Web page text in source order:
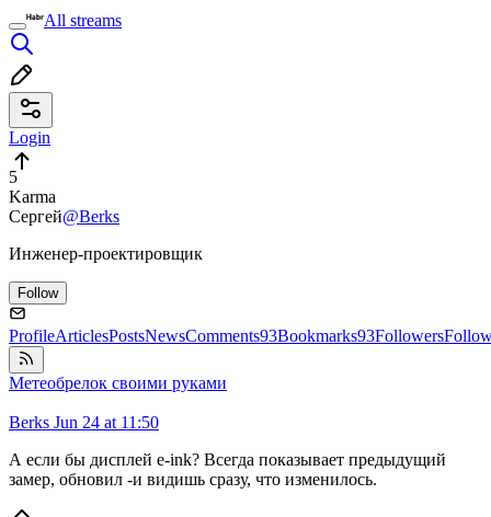
All streams
Login
5
Karma
Сергей@Berks
Инженер-проектировщик
Follow
ProfileArticlesPostsNewsComments93Bookmarks93Followers
Метеобрелок своими руками
Berks Jun 24 at 11:50
А если бы дисплей e-ink? Всегда показывает предыдущий
замер, обновил -и видишь сразу, что изменилось.